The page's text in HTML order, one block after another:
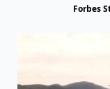
Forbes